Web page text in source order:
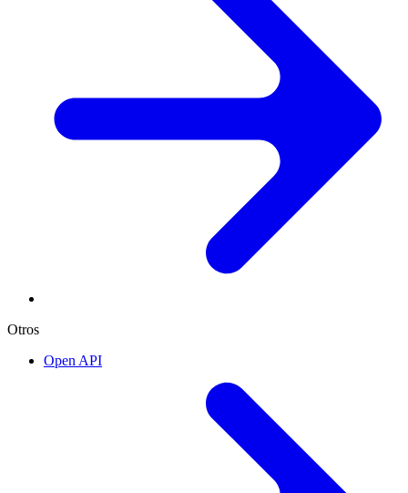
Otros
Open API